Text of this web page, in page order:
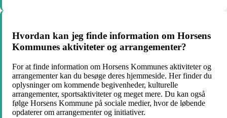
Hvordan kan jeg finde information om Horsens
Kommunes aktiviteter og arrangementer?
For at finde information om Horsens Kommunes aktiviteter og
arrangementer kan du besøge deres hjemmeside. Her finder du
oplysninger om kommende begivenheder, kulturelle
arrangementer, sportsaktiviteter og meget mere. Du kan også
følge Horsens Kommune på sociale medier, hvor de løbende
opdaterer om arrangementer og initiativer.